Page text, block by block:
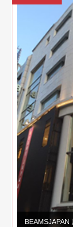
BEAMSJAPAN